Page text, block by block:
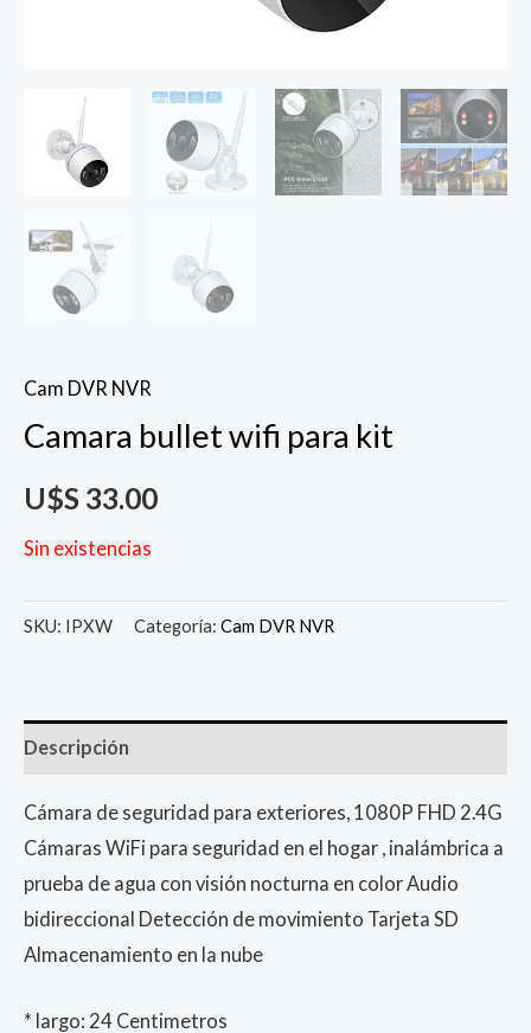
Cam DVR NVR
Camara bullet wifi para kit
U$S 33.00
Sin existencias
SKU: IPXW Categoría: Cam DVR NVR
Descripción
Cámara de seguridad para exteriores, 1080P FHD 2.4G
Cámaras WiFi para seguridad en el hogar , inalámbrica a
prueba de agua con visión nocturna en color Audio
bidireccional Detección de movimiento Tarjeta SD
Almacenamiento en la nube
* largo: 24 Centimetros